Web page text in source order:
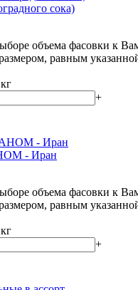
сока)
объема фасовки к
равным
+
- Иран
объема фасовки к
равным
+